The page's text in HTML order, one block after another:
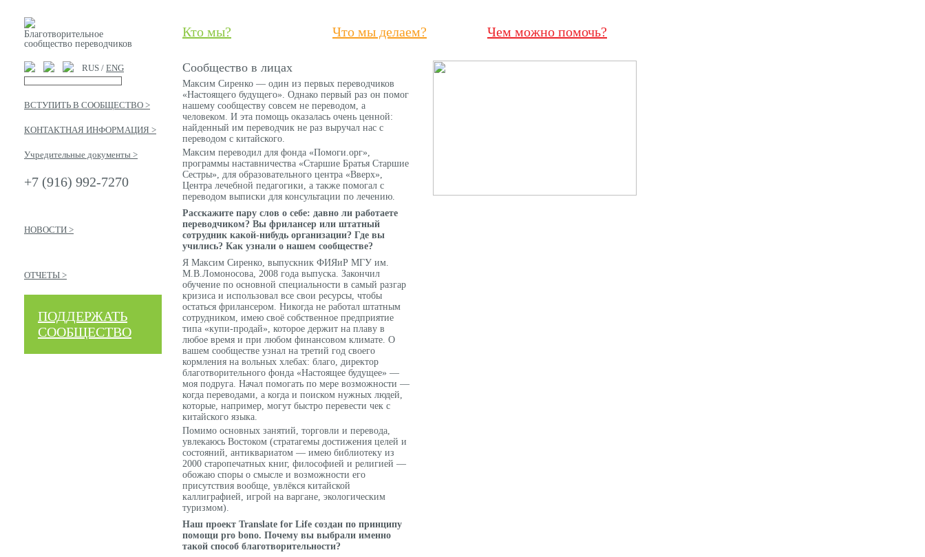
Благотворительное
сообщество переводчиков
RUS / ENG
ВСТУПИТЬ В СООБЩЕСТВО >
КОНТАКТНАЯ ИНФОРМАЦИЯ >
Учредительные документы >
+7 (916) 992-7270
НОВОСТИ >
ОТЧЕТЫ >
ПОДДЕРЖАТЬ
СООБЩЕСТВО
Кто мы? Что мы делаем? Чем можно помочь?
Сообщество в лицах
Максим Сиренко — один из первых переводчиков
«Настоящего будущего». Однако первый раз он помог
нашему сообществу совсем не переводом, а
человеком. И эта помощь оказалась очень ценной:
найденный им переводчик не раз выручал нас с
переводом с китайского.
Максим переводил для фонда «Помоги.орг»,
программы наставничества «Старшие Братья Старшие
Сестры», для образовательного центра «Вверх»,
Центра лечебной педагогики, а также помогал с
переводом выписки для консультации по лечению.
Расскажите пару слов о себе: давно ли работаете
переводчиком? Вы фрилансер или штатный
сотрудник какой-нибудь организации? Где вы
учились? Как узнали о нашем сообществе?
Я Максим Сиренко, выпускник ФИЯиР МГУ им.
М.В.Ломоносова, 2008 года выпуска. Закончил
обучение по основной специальности в самый разгар
кризиса и использовал все свои ресурсы, чтобы
остаться фрилансером. Никогда не работал штатным
сотрудником, имею своё собственное предприятие
типа «купи-продай», которое держит на плаву в
любое время и при любом финансовом климате. О
вашем сообществе узнал на третий год своего
кормления на вольных хлебах: благо, директор
благотворительного фонда «Настоящее будущее» —
моя подруга. Начал помогать по мере возможности —
когда переводами, а когда и поиском нужных людей,
которые, например, могут быстро перевести чек с
китайского языка.
Помимо основных занятий, торговли и перевода,
увлекаюсь Востоком (стратагемы достижения целей и
состояний, антиквариатом — имею библиотеку из
2000 старопечатных книг, философией и религией —
обожаю споры о смысле и возможности его
присутствия вообще, увлёкся китайской
каллиграфией, игрой на варгане, экологическим
туризмом).
Наш проект Translate for Life создан по принципу
помощи pro bono. Почему вы выбрали именно
такой способ благотворительности?